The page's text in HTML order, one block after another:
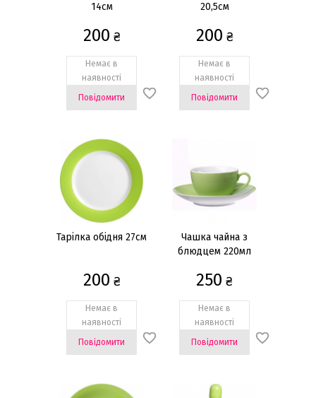
14см
200 ₴
Немає в
наявності
Повідомити
20,5см
200 ₴
Немає в
наявності
Повідомити
Тарілка обідня 27см
200 ₴
Немає в
наявності
Повідомити
Чашка чайна з
блюдцем 220мл
250 ₴
Немає в
наявності
Повідомити